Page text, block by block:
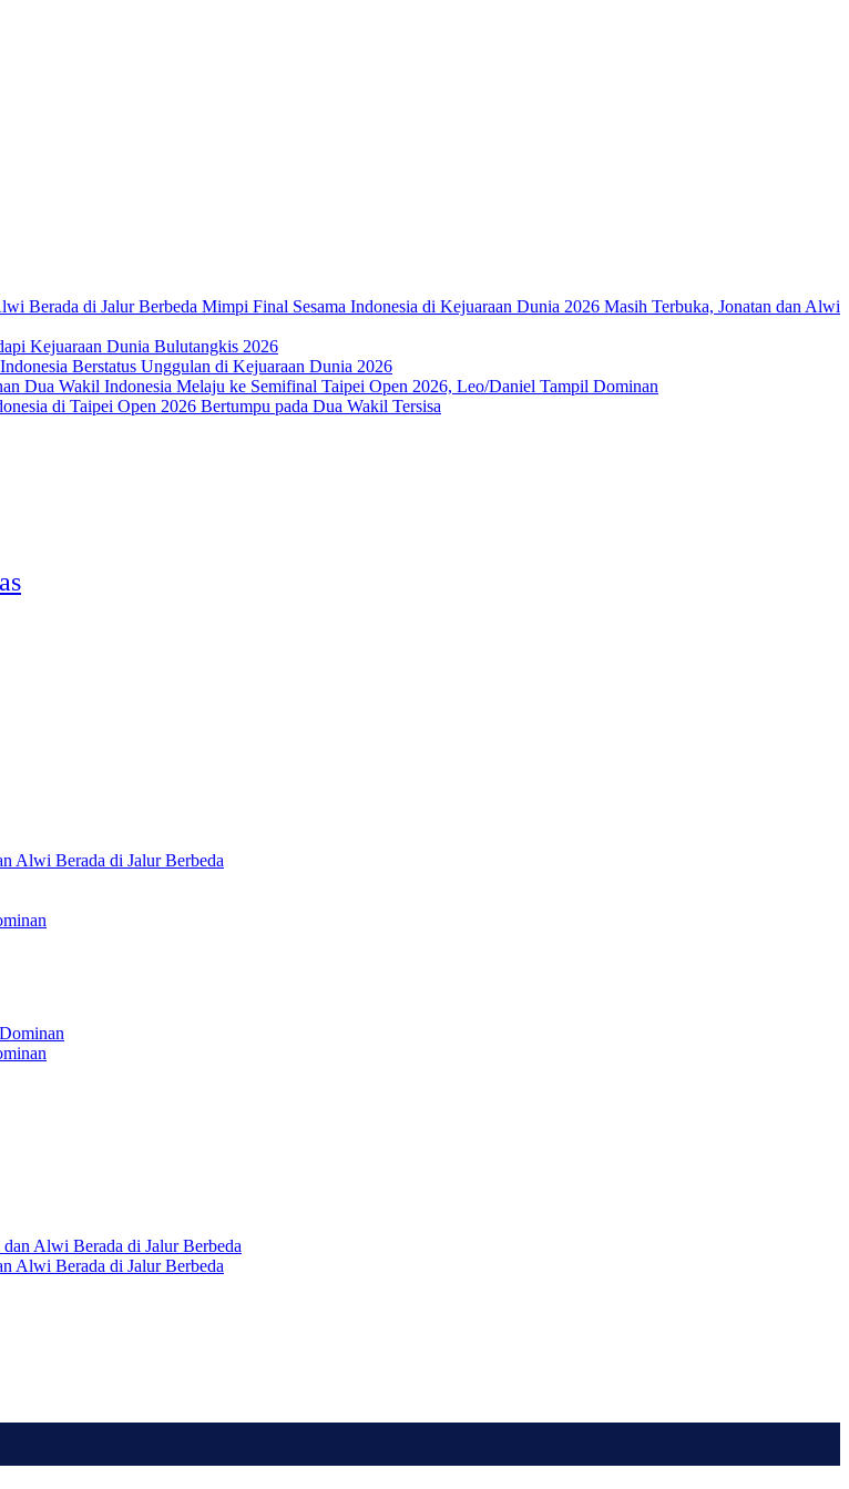
Mimpi Final Sesama Indonesia di Kejuaraan Dunia 2026 Masih Terbuka, Jonatan dan Alwi
Kejuaraan Dunia Bulutangkis 2026
Berstatus Unggulan di Kejuaraan Dunia 2026
Dua Wakil Indonesia Melaju ke Semifinal Taipei Open 2026, Leo/Daniel Tampil Dominan
di Taipei Open 2026 Bertumpu pada Dua Wakil Tersisa
Alwi Berada di Jalur Berbeda
Alwi Berada di Jalur Berbeda